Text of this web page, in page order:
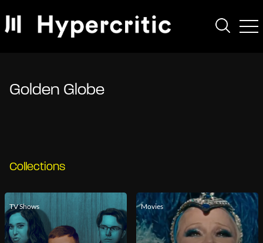
Golden Globe
Collections
TV Shows Movies